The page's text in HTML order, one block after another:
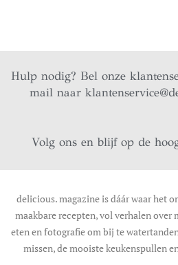
Hulp nodig? Bel onze
mail naar
Volg ons en blijf op de
delicious. magazine is dáár waar het
maakbare recepten, vol verhalen over
eten en fotografie om bij te
missen, de mooiste keukenspullen